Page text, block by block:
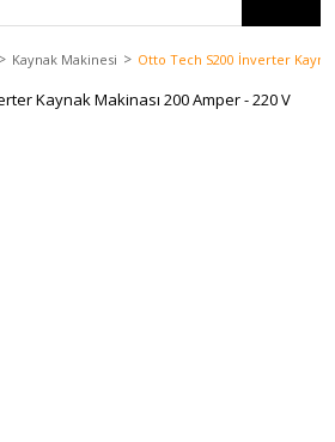
Kaynak Makinesi Otto Tech S200 İnverter